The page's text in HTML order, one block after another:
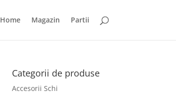
Home Magazin Partii
Categorii de produse
Accesorii Schi